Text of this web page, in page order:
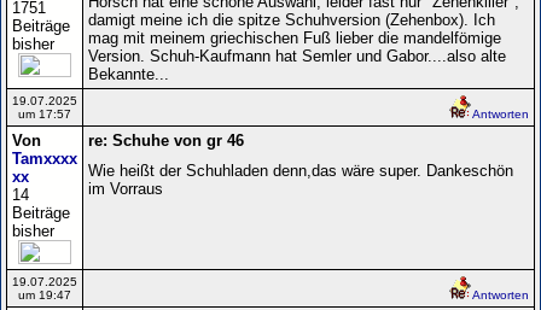
1751
Beiträge
bisher
damigt meine ich die spitze Schuhversion (Zehenbox). Ich
mag mit meinem griechischen Fuß lieber die mandelfömige
Version. Schuh-Kaufmann hat Semler und Gabor....also alte
Bekannte...
19.07.2025
um 17:57
Antworten
Von
Tamxxxx
xx
14
Beiträge
bisher
re: Schuhe von gr 46
Wie heißt der Schuhladen denn,das wäre super. Dankeschön
im Vorraus
19.07.2025
um 19:47
Antworten